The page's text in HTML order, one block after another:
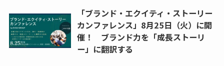
「ブランド・エクイティ・ストーリー
カンファレンス」8月25日（火）に開
催！ ブランド力を「成長ストーリ
ー」に翻訳する